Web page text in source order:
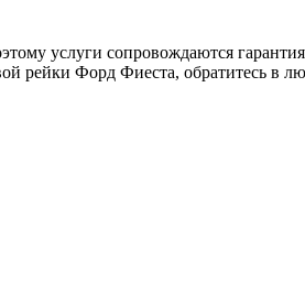
услуги сопровождаются
рейки Форд Фиеста, обратитесь в